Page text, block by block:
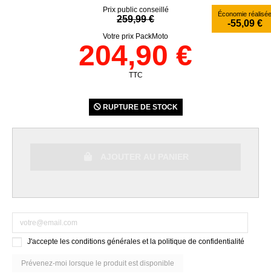
Prix public conseillé
259,99 € Économie réalisée
-55,09 €
Votre prix PackMoto
204,90 €
TTC
RUPTURE DE STOCK
J'accepte les conditions générales et la politique de confidentialité